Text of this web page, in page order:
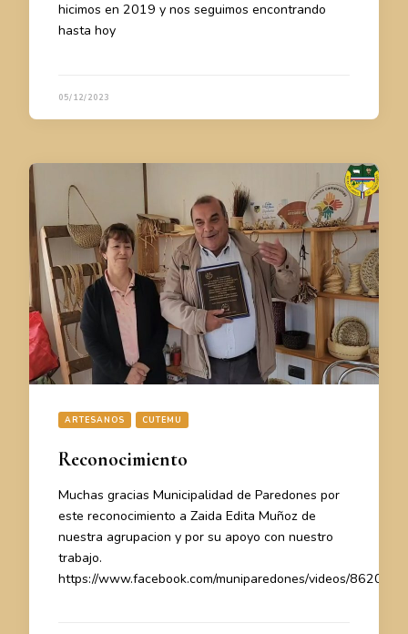
hicimos en 2019 y nos seguimos encontrando
hasta hoy
05/12/2023
ARTESANOS CUTEMU
Reconocimiento
Muchas gracias Municipalidad de Paredones por
este reconocimiento a Zaida Edita Muñoz de
nuestra agrupacion y por su apoyo con nuestro
trabajo.
https://www.facebook.com/muniparedones/videos/